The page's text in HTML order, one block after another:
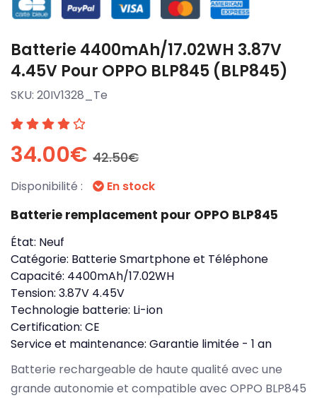
Batterie 4400mAh/17.02WH 3.87V
4.45V Pour OPPO BLP845 (BLP845)
SKU: 20IV1328_Te
34.00€ 42.50€
Disponibilité : En stock
Batterie remplacement pour OPPO BLP845
État: Neuf
Catégorie: Batterie Smartphone et Téléphone
Capacité: 4400mAh/17.02WH
Tension: 3.87V 4.45V
Technologie batterie: Li-ion
Certification: CE
Service et maintenance: Garantie limitée - 1 an
Batterie rechargeable de haute qualité avec une
grande autonomie et compatible avec OPPO BLP845